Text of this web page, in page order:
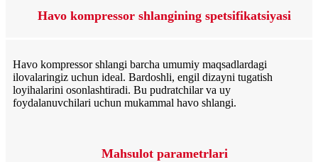
Havo kompressor shlangining spetsifikatsiyasi
Havo kompressor shlangi barcha umumiy maqsadlardagi
ilovalaringiz uchun ideal. Bardoshli, engil dizayni tugatish
loyihalarini osonlashtiradi. Bu pudratchilar va uy
foydalanuvchilari uchun mukammal havo shlangi.
Mahsulot parametrlari